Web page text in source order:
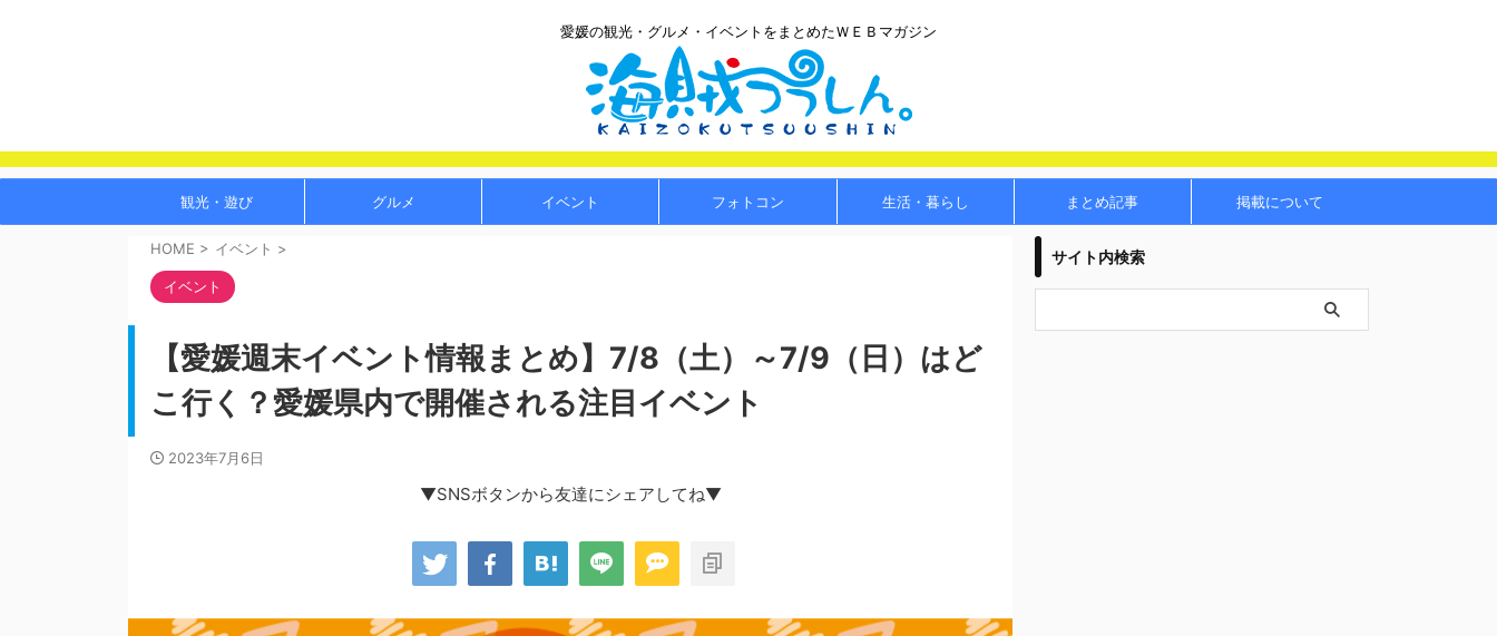
愛媛の観光・グルメ・イベントをまとめたＷＥＢマガジン
観光・遊び グルメ イベント フォトコン 生活・暮らし まとめ記事 掲載について
HOME > イベント >
イベント
【愛媛週末イベント情報まとめ】7/8（土）～7/9（日）はど
こ行く？愛媛県内で開催される注目イベント
2023年7月6日
▼SNSボタンから友達にシェアしてね▼
サイト内検索